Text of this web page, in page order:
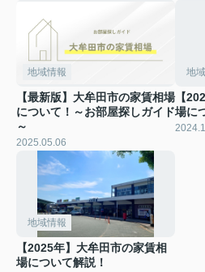
地域情報
【最新版】大牟田市の家賃相場
について！～お部屋探しガイド
～
2025.05.06
地
【
場に
地域情報
【2025年】大牟田市の家賃相
場について解説！